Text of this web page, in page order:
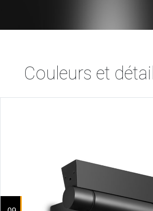
Couleurs et